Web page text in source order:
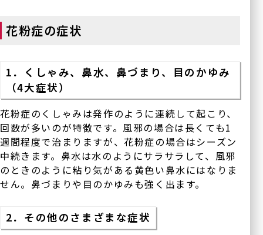
花粉症の症状
1．くしゃみ、鼻水、鼻づまり、目のかゆみ
（4大症状）
花粉症のくしゃみは発作のように連続して起こり、
回数が多いのが特徴です。風邪の場合は長くても1
週間程度で治まりますが、花粉症の場合はシーズン
中続きます。鼻水は水のようにサラサラして、風邪
のときのように粘り気がある黄色い鼻水にはなりま
せん。鼻づまりや目のかゆみも強く出ます。
2．その他のさまざまな症状